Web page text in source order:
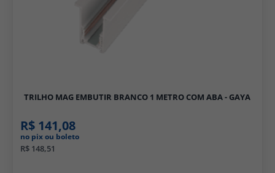
TRILHO MAG EMBUTIR BRANCO 1 METRO COM ABA - GAYA
R$ 141,08
no pix ou boleto
R$ 148,51